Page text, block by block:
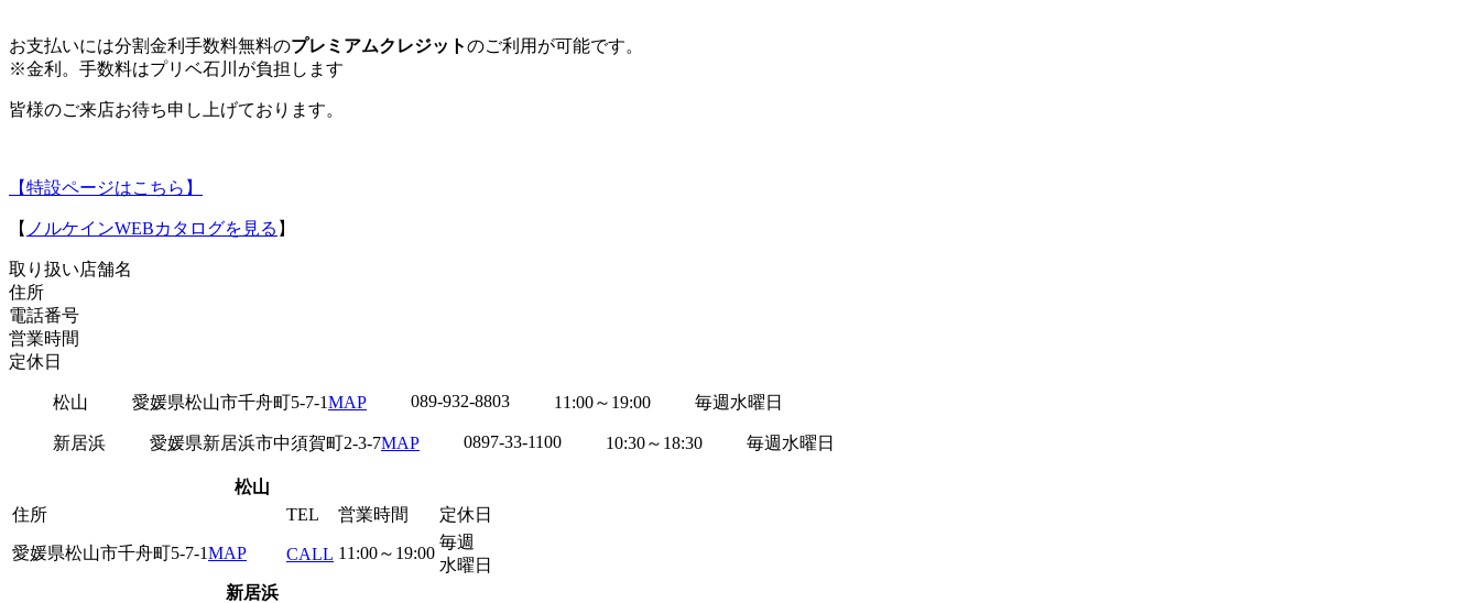
お支払いには分割金利手数料無料のプレミアムクレジットのご利用が可能です。
※金利。手数料はプリベ石川が負担します
皆様のご来店お待ち申し上げております。
【特設ページはこちら】
【 ノルケインWEBカタログを見る 】
取り扱い店舗名
住所
電話番号
営業時間
定休日
松山 愛媛県松山市千舟町5-7-1MAP 089-932-8803 11:00～19:00 毎週水曜日
新居浜 愛媛県新居浜市中須賀町2-3-7MAP 0897-33-1100 10:30～18:30 毎週水曜日
松山
住所
TEL 営業時間 定休日
愛媛県松山市千舟町5-7-1MAP CALL 11:00～19:00
毎週
水曜日
新居浜